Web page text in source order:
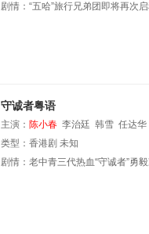
剧情： “五哈”旅行兄弟团即将再次
守诚者粤语
主演： 陈小春 李治廷 韩雪 任达华
类型： 香港剧 未知
剧情： 老中青三代热血“守诚者”勇